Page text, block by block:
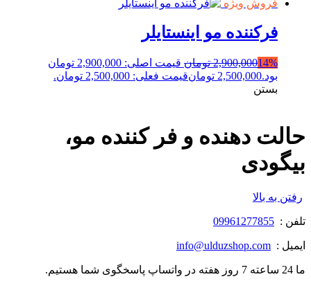
فروش ویژه
فرکننده مو اینستایلر
14%
2,900,000 تومان
قیمت اصلی: 2,900,000 تومان
بود.2,500,000 تومانقیمت فعلی: 2,500,000 تومان.
بستن
حالت دهنده و فر کننده مو،
بیگودی
رفتن به بالا
تلفن : 09961277855
ایمیل : info@ulduzshop.com
ما 24 ساعته 7 روز هفته در واتساپ پاسخگوی شما هستیم.